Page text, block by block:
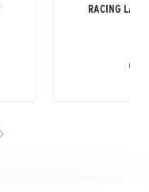
RACING